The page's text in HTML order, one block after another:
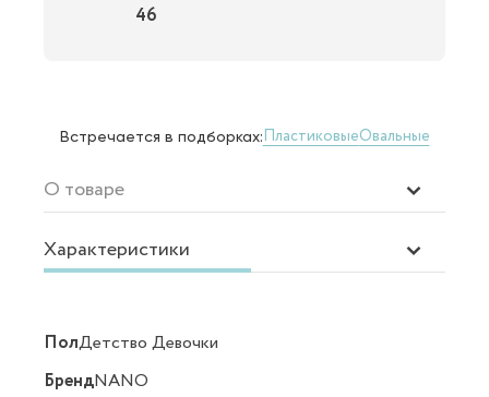
46
Встречается в подборках:ПластиковыеОвальные
О товаре
Характеристики
ПолДетство Девочки
БрендNANO